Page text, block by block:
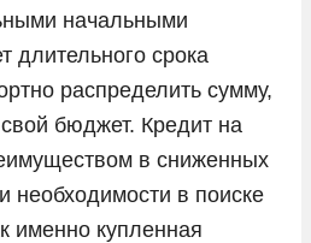
начальными
длительного срока
распределить сумму,
бюджет. Кредит на
в сниженных
необходимости в поиске
именно купленная